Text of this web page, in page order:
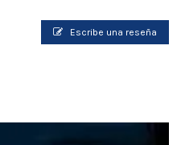
Escribe una reseña